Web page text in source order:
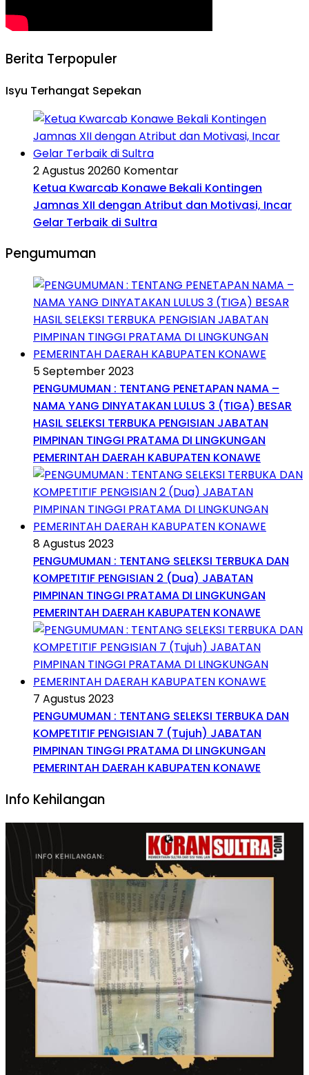
Berita Terpopuler
Isyu Terhangat Sepekan
2 Agustus 20260 Komentar
Ketua Kwarcab Konawe Bekali Kontingen
Jamnas XII dengan Atribut dan Motivasi, Incar
Gelar Terbaik di Sultra
Pengumuman
5 September 2023
PENGUMUMAN : TENTANG PENETAPAN NAMA –
NAMA YANG DINYATAKAN LULUS 3 (TIGA) BESAR
HASIL SELEKSI TERBUKA PENGISIAN JABATAN
PIMPINAN TINGGI PRATAMA DI LINGKUNGAN
PEMERINTAH DAERAH KABUPATEN KONAWE
8 Agustus 2023
PENGUMUMAN : TENTANG SELEKSI TERBUKA DAN
KOMPETITIF PENGISIAN 2 (Dua) JABATAN
PIMPINAN TINGGI PRATAMA DI LINGKUNGAN
PEMERINTAH DAERAH KABUPATEN KONAWE
7 Agustus 2023
PENGUMUMAN : TENTANG SELEKSI TERBUKA DAN
KOMPETITIF PENGISIAN 7 (Tujuh) JABATAN
PIMPINAN TINGGI PRATAMA DI LINGKUNGAN
PEMERINTAH DAERAH KABUPATEN KONAWE
Info Kehilangan